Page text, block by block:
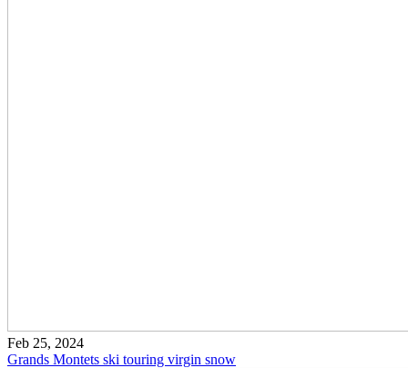
Feb 25, 2024
Grands Montets ski touring virgin snow